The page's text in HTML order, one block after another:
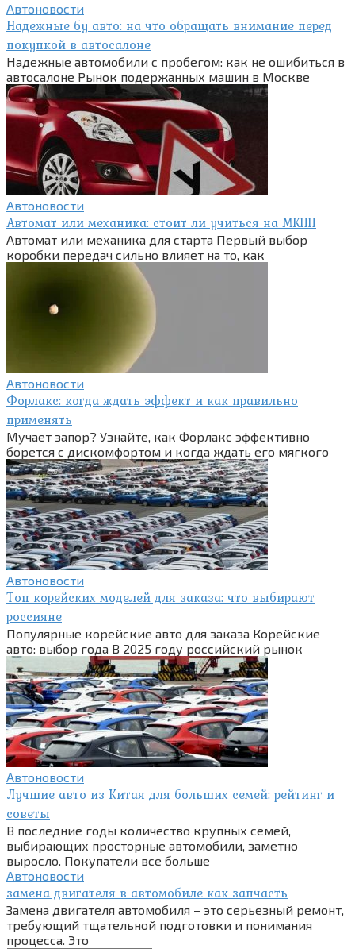
Автоновости
Надежные бу авто: на что обращать внимание перед
покупкой в автосалоне
Надежные автомобили с пробегом: как не ошибиться в
автосалоне Рынок подержанных машин в Москве
Автоновости
Автомат или механика: стоит ли учиться на МКПП
Автомат или механика для старта Первый выбор
коробки передач сильно влияет на то, как
Автоновости
Форлакс: когда ждать эффект и как правильно
применять
Мучает запор? Узнайте, как Форлакс эффективно
борется с дискомфортом и когда ждать его мягкого
Автоновости
Топ корейских моделей для заказа: что выбирают
россияне
Популярные корейские авто для заказа Корейские
авто: выбор года В 2025 году российский рынок
Автоновости
Лучшие авто из Китая для больших семей: рейтинг и
советы
В последние годы количество крупных семей,
выбирающих просторные автомобили, заметно
выросло. Покупатели все больше
Автоновости
замена двигателя в автомобиле как запчасть
Замена двигателя автомобиля – это серьезный ремонт,
требующий тщательной подготовки и понимания
процесса. Это